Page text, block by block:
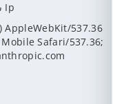
Ip شما: 216.73.216.125
AppleWebKit/537.36
Mobile Safari/537.36;